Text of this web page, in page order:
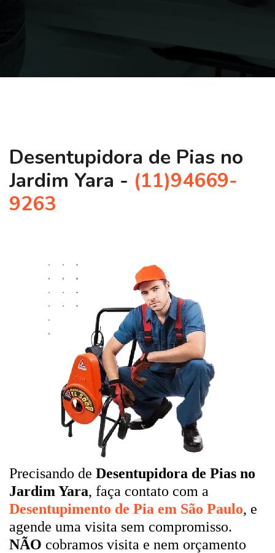
Desentupidora de Pias no
Jardim Yara - (11)94669-
9263
Precisando de Desentupidora de Pias no
Jardim Yara, faça contato com a
Desentupimento de Pia em São Paulo, e
agende uma visita sem compromisso.
NÃO cobramos visita e nem orçamento